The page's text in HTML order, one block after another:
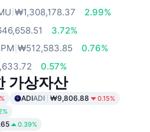
₩1,308,178.37
2.99%
3.72%
₩512,583.85
0.76%
0.57%
가상자산
ADIADI ₩9,806.88 0.15%
0.39%